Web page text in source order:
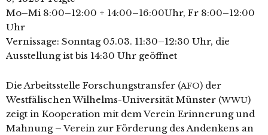
Mo–Mi 8:00–12:00 + 14:00–16:00Uhr, Fr 8:00–12:00
Uhr
Vernissage: Sonntag 05.03. 11:30–12:30 Uhr, die
Ausstellung ist bis 14:30 Uhr geöffnet
Die Arbeitsstelle Forschungstransfer (AFO) der
Westfälischen Wilhelms-Universität Münster (WWU)
zeigt in Kooperation mit dem Verein Erinnerung und
Mahnung – Verein zur Förderung des Andenkens an